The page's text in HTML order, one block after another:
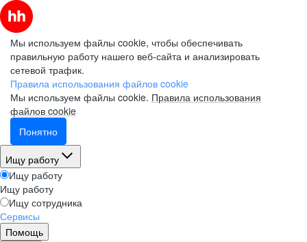
Мы используем файлы cookie, чтобы обеспечивать
правильную работу нашего веб-сайта и анализировать
сетевой трафик.
Правила использования файлов cookie
Мы используем файлы cookie. Правила использования
файлов cookie
Понятно
Ищу работу
Ищу работу
Ищу работу
Ищу сотрудника
Сервисы
Помощь